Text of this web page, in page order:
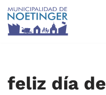
Saltar
feliz día